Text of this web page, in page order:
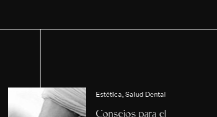
Estética,Salud Dental